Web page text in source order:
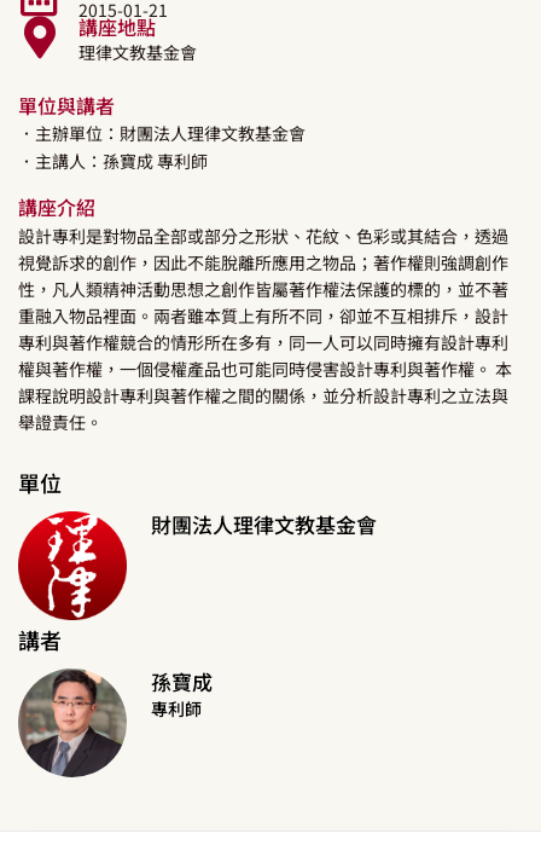
2015-01-21
講座地點
理律文教基金會
單位與講者
．主辦單位：財團法人理律文教基金會
．主講人： 孫寶成專利師
講座介紹
設計專利是對物品全部或部分之形狀、花紋、色彩或其結合，透過
視覺訴求的創作，因此不能脫離所應用之物品；著作權則強調創作
性，凡人類精神活動思想之創作皆屬著作權法保護的標的，並不著
重融入物品裡面。兩者雖本質上有所不同，卻並不互相排斥，設計
專利與著作權競合的情形所在多有，同一人可以同時擁有設計專利
權與著作權，一個侵權產品也可能同時侵害設計專利與著作權。 本
課程說明設計專利與著作權之間的關係，並分析設計專利之立法與
舉證責任。
單位
財團法人理律文教基金會
講者
孫寶成
專利師